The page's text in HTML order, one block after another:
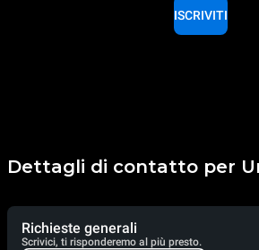
ISCRIVITI
Dettagli di contatto per
Richieste generali
Scrivici, ti risponderemo al più presto.